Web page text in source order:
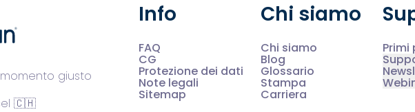
®
giusto
🇨🇭
Info
FAQ
CG
Protezione dei dati
Note legali
Sitemap
Chi siamo
Chi siamo
Blog
Glossario
Stampa
Carriera
Primi